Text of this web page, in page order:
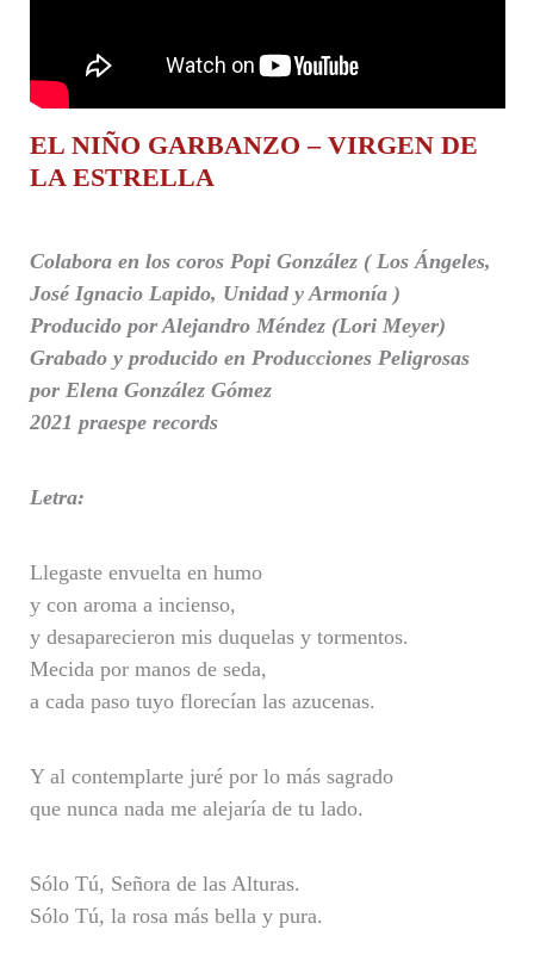
EL NIÑO GARBANZO – VIRGEN DE
LA ESTRELLA
Colabora en los coros Popi González ( Los Ángeles,
José Ignacio Lapido, Unidad y Armonía )
Producido por Alejandro Méndez (Lori Meyer)
Grabado y producido en Producciones Peligrosas
por Elena González Gómez
2021 praespe records
Letra:
Llegaste envuelta en humo
y con aroma a incienso,
y desaparecieron mis duquelas y tormentos.
Mecida por manos de seda,
a cada paso tuyo florecían las azucenas.
Y al contemplarte juré por lo más sagrado
que nunca nada me alejaría de tu lado.
Sólo Tú, Señora de las Alturas.
Sólo Tú, la rosa más bella y pura.